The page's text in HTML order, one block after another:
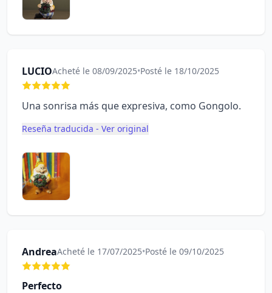
LUCIOAcheté le 08/09/2025•Posté le 18/10/2025
Una sonrisa más que expresiva, como Gongolo.
Reseña traducida - Ver original
AndreaAcheté le 17/07/2025•Posté le 09/10/2025
Perfecto